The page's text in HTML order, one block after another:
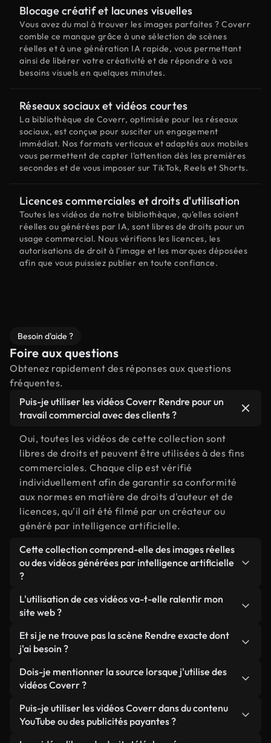
Blocage créatif et lacunes visuelles
Vous avez du mal à trouver les images parfaites ? Coverr
comble ce manque grâce à une sélection de scènes
réelles et à une génération IA rapide, vous permettant
ainsi de libérer votre créativité et de répondre à vos
besoins visuels en quelques minutes.
Réseaux sociaux et vidéos courtes
La bibliothèque de Coverr, optimisée pour les réseaux
sociaux, est conçue pour susciter un engagement
immédiat. Nos formats verticaux et adaptés aux mobiles
vous permettent de capter l'attention dès les premières
secondes et de vous imposer sur TikTok, Reels et Shorts.
Licences commerciales et droits d'utilisation
Toutes les vidéos de notre bibliothèque, qu'elles soient
réelles ou générées par IA, sont libres de droits pour un
usage commercial. Nous vérifions les licences, les
autorisations de droit à l'image et les marques déposées
afin que vous puissiez publier en toute confiance.
Besoin d'aide ?
Foire aux questions
Obtenez rapidement des réponses aux questions
fréquentes.
Puis-je utiliser les vidéos Coverr Rendre pour un
travail commercial avec des clients ?
Oui, toutes les vidéos de cette collection sont
libres de droits et peuvent être utilisées à des fins
commerciales. Chaque clip est vérifié
individuellement afin de garantir sa conformité
aux normes en matière de droits d'auteur et de
licences, qu'il ait été filmé par un créateur ou
généré par intelligence artificielle.
Cette collection comprend-elle des images réelles
ou des vidéos générées par intelligence artificielle
?
Les deux. Il s'agit d'une bibliothèque hybride
composée de véritables images filmées par des
générées par IA. Chaque vidéo est clairement
identifiée afin que vous sachiez toujours ce que
vous utilisez.
L'utilisation de ces vidéos va-t-elle ralentir mon
site web ?
Sauf si vous choisissez nos versions optimisées.
Nous proposons des formats légers, prêts pour le
ils conservent une qualité élevée tout en
minimisant les temps de chargement et en
améliorant des indicateurs comme le LCP.
Et si je ne trouve pas la scène Rendre exacte dont
j'ai besoin ?
Vous pouvez en créer une instantanément avec
Coverr AI Studio. Il vous suffit de décrire la scène,
Studio générera en quelques secondes une vidéo
personnalisée conforme à nos normes de licence.
Dois-je mentionner la source lorsque j'utilise des
vidéos Coverr ?
Aucune attribution n'est requise. Toutes les vidéos
de notre bibliothèque sont libres de droits et
Puis-je utiliser les vidéos Coverr dans du contenu
YouTube ou des publicités payantes ?
Oui. Toutes les séquences vidéo de Coverr peuvent